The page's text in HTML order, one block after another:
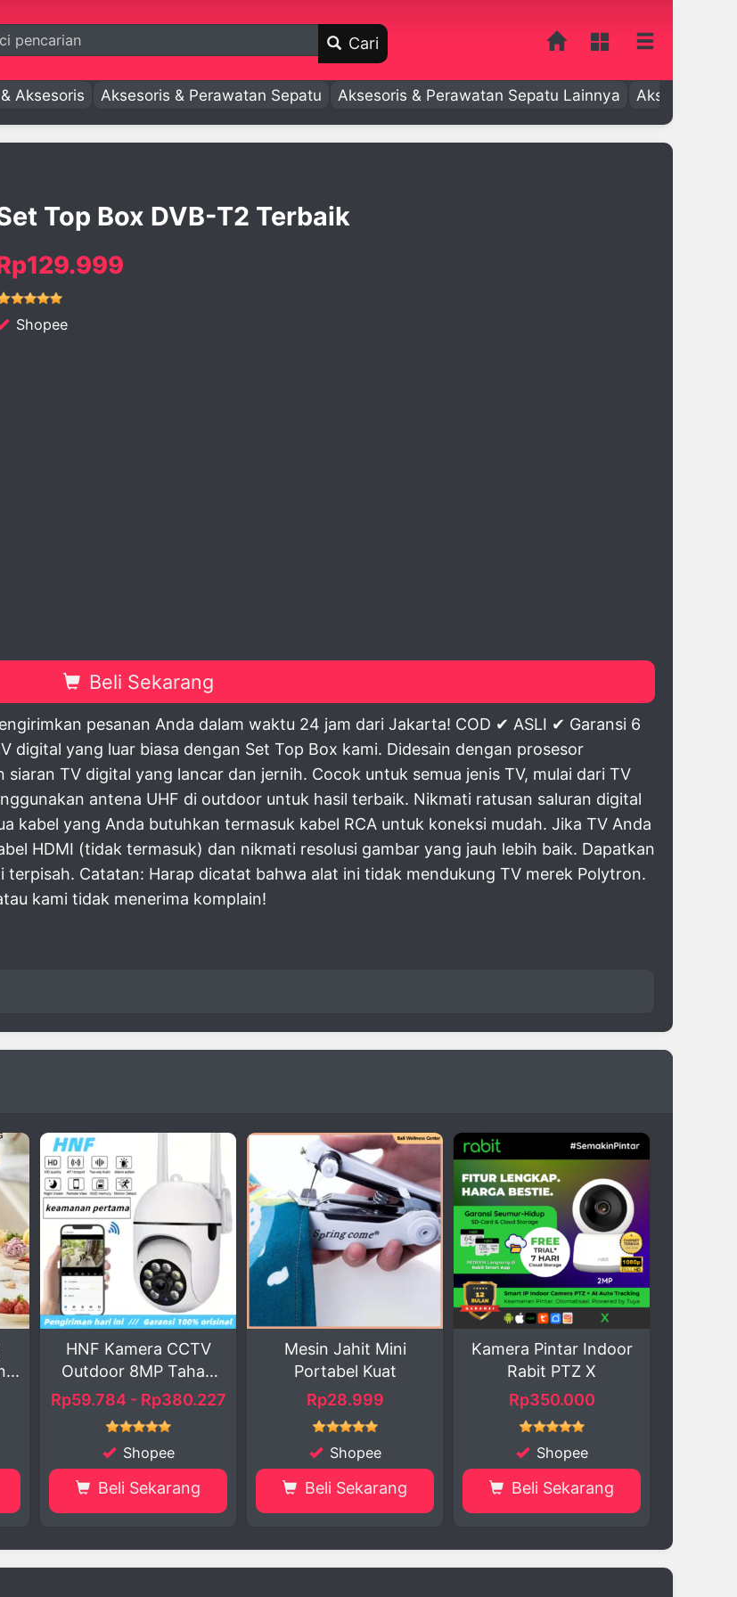
Cari
Aksesoris Aksesoris & Perawatan Sepatu Aksesoris & Perawatan Sepatu Lainnya Aksesoris
Top Box DVB-T2 Terbaik
Shopee
Beli Sekarang
pesanan Anda dalam waktu 24 jam dari Jakarta! COD ✔ ASLI ✔ Garansi 6
digital yang luar biasa dengan Set Top Box kami. Didesain dengan prosesor
TV digital yang lancar dan jernih. Cocok untuk semua jenis TV, mulai dari TV
antena UHF di outdoor untuk hasil terbaik. Nikmati ratusan saluran digital
kabel yang Anda butuhkan termasuk kabel RCA untuk koneksi mudah. Jika TV Anda
HDMI (tidak termasuk) dan nikmati resolusi gambar yang jauh lebih baik. Dapatkan
terpisah. Catatan: Harap dicatat bahwa alat ini tidak mendukung TV merek Polytron.
kami tidak menerima komplain!
CCTV
Tahan
Mesin Jahit Mini
Portabel Kuat
Rp28.999
Shopee
Beli Sekarang
Kamera Pintar Indoor
Rabit PTZ X
Rp350.000
Shopee
Beli Sekarang
Penggiling Daging
Multifungsi
Rp27.250
Shopee
Beli Sekarang